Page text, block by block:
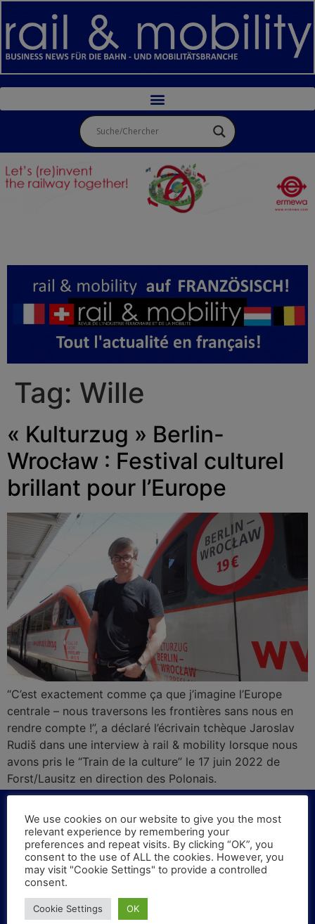
Tag: Wille
« Kulturzug » Berlin-
Wrocław : Festival culturel
brillant pour l’Europe
“C’est exactement comme ça que j’imagine l’Europe
centrale – nous traversons les frontières sans nous en
rendre compte !”, a déclaré l’écrivain tchèque Jaroslav
Rudiš dans une interview à rail & mobility lorsque nous
avons pris le “Train de la culture” le 17 juin 2022 de
Forst/Lausitz en direction des Polonais.
KONTAKT
Haben Sie Fragen oder Vorschläge? Schreiben Sie
uns!
We use cookies on our website to give you the most
relevant experience by remembering your
preferences and repeat visits. By clicking “OK”, you
consent to the use of ALL the cookies. However, you
may visit "Cookie Settings" to provide a controlled
consent.
Cookie Settings OK